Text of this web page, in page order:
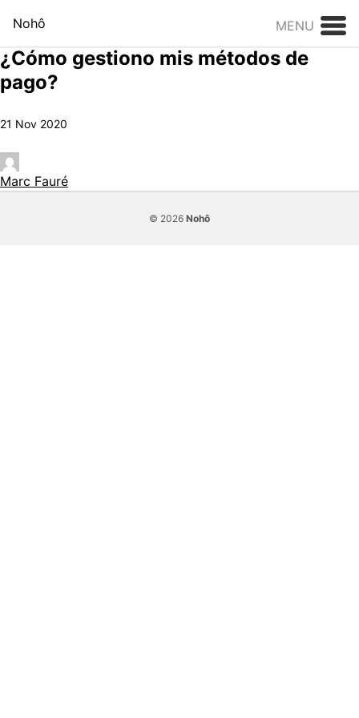
Nohô
MENU
¿Cómo gestiono mis métodos de
pago?
21 Nov 2020
Marc Fauré
© 2026 Nohô